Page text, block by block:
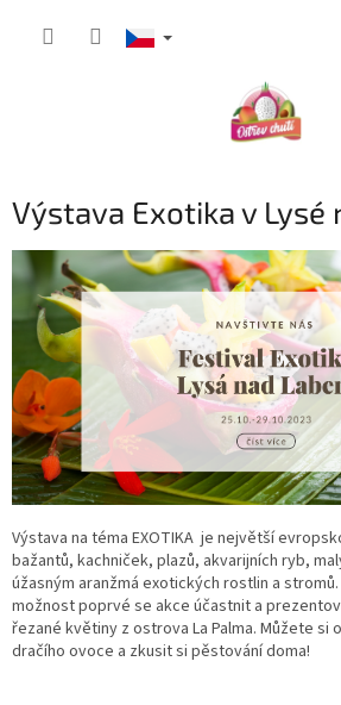
Výstava Exotika v Lysé
Výstava na téma EXOTIKA je největší
bažantů, kachniček, plazů, akvarijních ryb,
úžasným aranžmá exotických rostlin a
možnost poprvé se akce účastnit a
řezané květiny z ostrova La Palma. Můžete si
dračího ovoce a zkusit si pěstování doma!